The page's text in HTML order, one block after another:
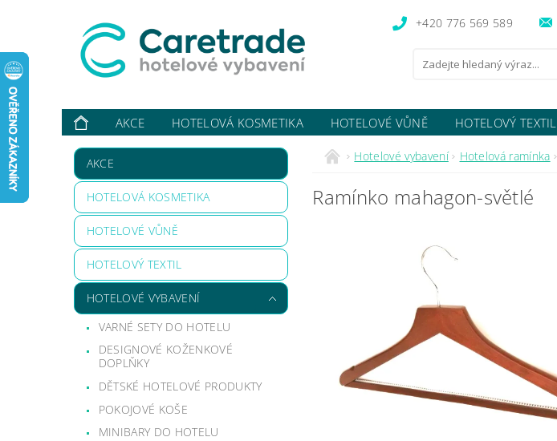
+420 776 569 589
AKCE HOTELOVÁ KOSMETIKA HOTELOVÉ VŮNĚ HOTELOVÝ TEXTIL
VYBAVUJI ...
KONTAKTY O NÁS HODNOCENÍ OBCHODU
AKCE
HOTELOVÁ KOSMETIKA
HOTELOVÉ VŮNĚ
HOTELOVÝ TEXTIL
HOTELOVÉ VYBAVENÍ
VARNÉ SETY DO HOTELU
DESIGNOVÉ KOŽENKOVÉ
DOPLŇKY
DĚTSKÉ HOTELOVÉ PRODUKTY
POKOJOVÉ KOŠE
MINIBARY DO HOTELU
Hotelové vybavení Hotelová ramínka
Ramínko mahagon-světlé